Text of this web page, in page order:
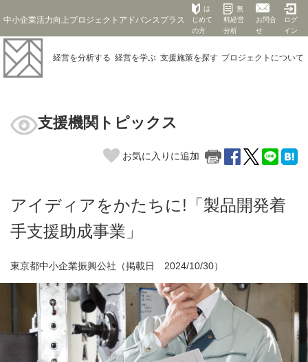
中小企業活力向上プロジェクトアドバンスプラス
は
じめて
の方
無
料経営
分析
お問合
せ
ログ
イン
経営を分析する 経営を学ぶ 支援施策を探す プロジェクト について
支援機関トピックス
お気に入りに追加
アイディアをかたちに!「製品開発着
手支援助成事業」
東京都中小企業振興公社（掲載日 2024/10/30）